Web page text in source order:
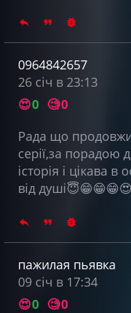
0964842657
26 січ в 23:13
😍0 🧐0
Рада що
серії,за порадою
історія і цікава в
від
пажилая пьявка
09 січ в 17:34
😍0 🧐0